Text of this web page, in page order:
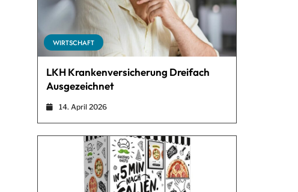
WIRTSCHAFT
LKH Krankenversicherung Dreifach
Ausgezeichnet
14. April 2026